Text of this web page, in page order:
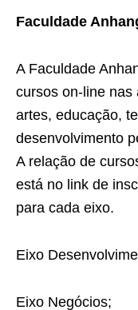
Faculdade
A Faculdade
cursos on-line nas
artes, educação,
desenvolvimento
A relação de
está no link de
para cada eixo.
Eixo
Eixo Negócios;